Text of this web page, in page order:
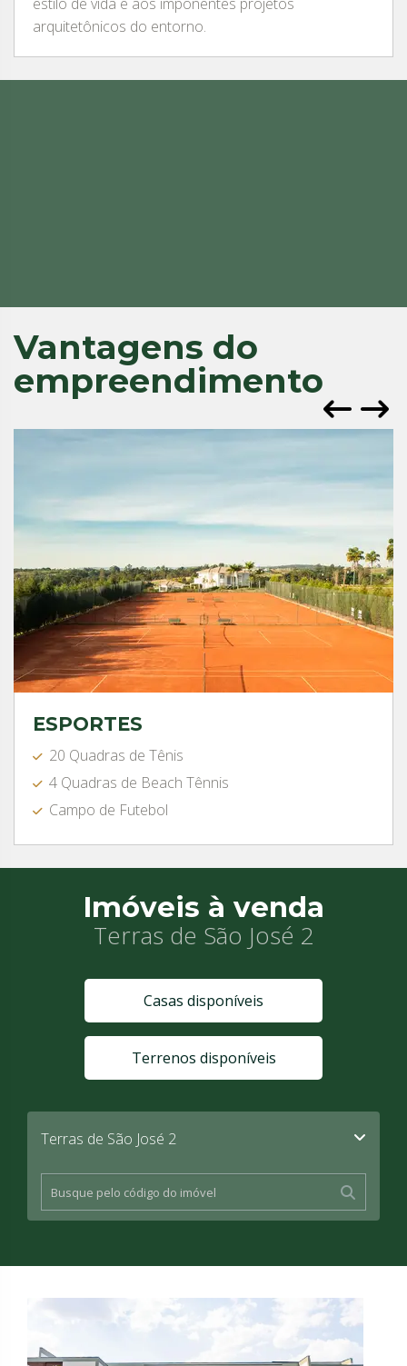
arquitetônicos do entorno.
Vantagens do
empreendimento
ESPORTES
20 Quadras de Tênis
4 Quadras de Beach Tênnis
Campo de Futebol
Imóveis à venda
Terras de São José 2
Casas disponíveis
Terrenos disponíveis
Terras de São José 2